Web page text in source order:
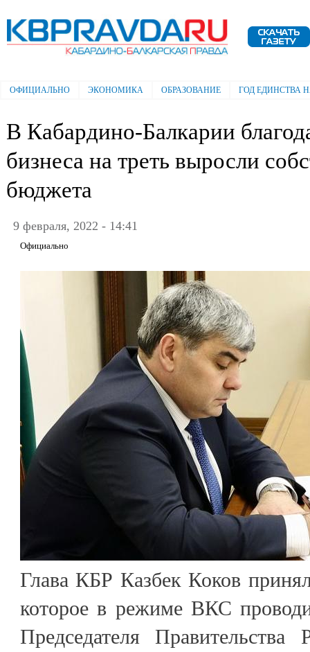
Электронная газета "Кабардино-
Балкарская правда"
Главное меню
ОФИЦИАЛЬНО ЭКОНОМИКА ОБРАЗОВАНИЕ ГОД ЕДИНСТВА
В Кабардино-Балкарии
бизнеса на треть выросли
бюджета
9 февраля, 2022 - 14:41
Официально
Глава КБР Казбек Коков
которое в режиме ВКС
Председателя